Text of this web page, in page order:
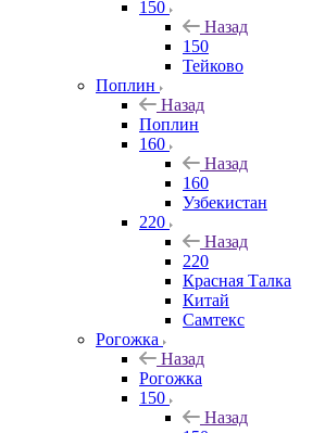
150
Назад
150
Тейково
Поплин
Назад
Поплин
160
Назад
160
Узбекистан
220
Назад
220
Красная Талка
Китай
Самтекс
Рогожка
Назад
Рогожка
150
Назад